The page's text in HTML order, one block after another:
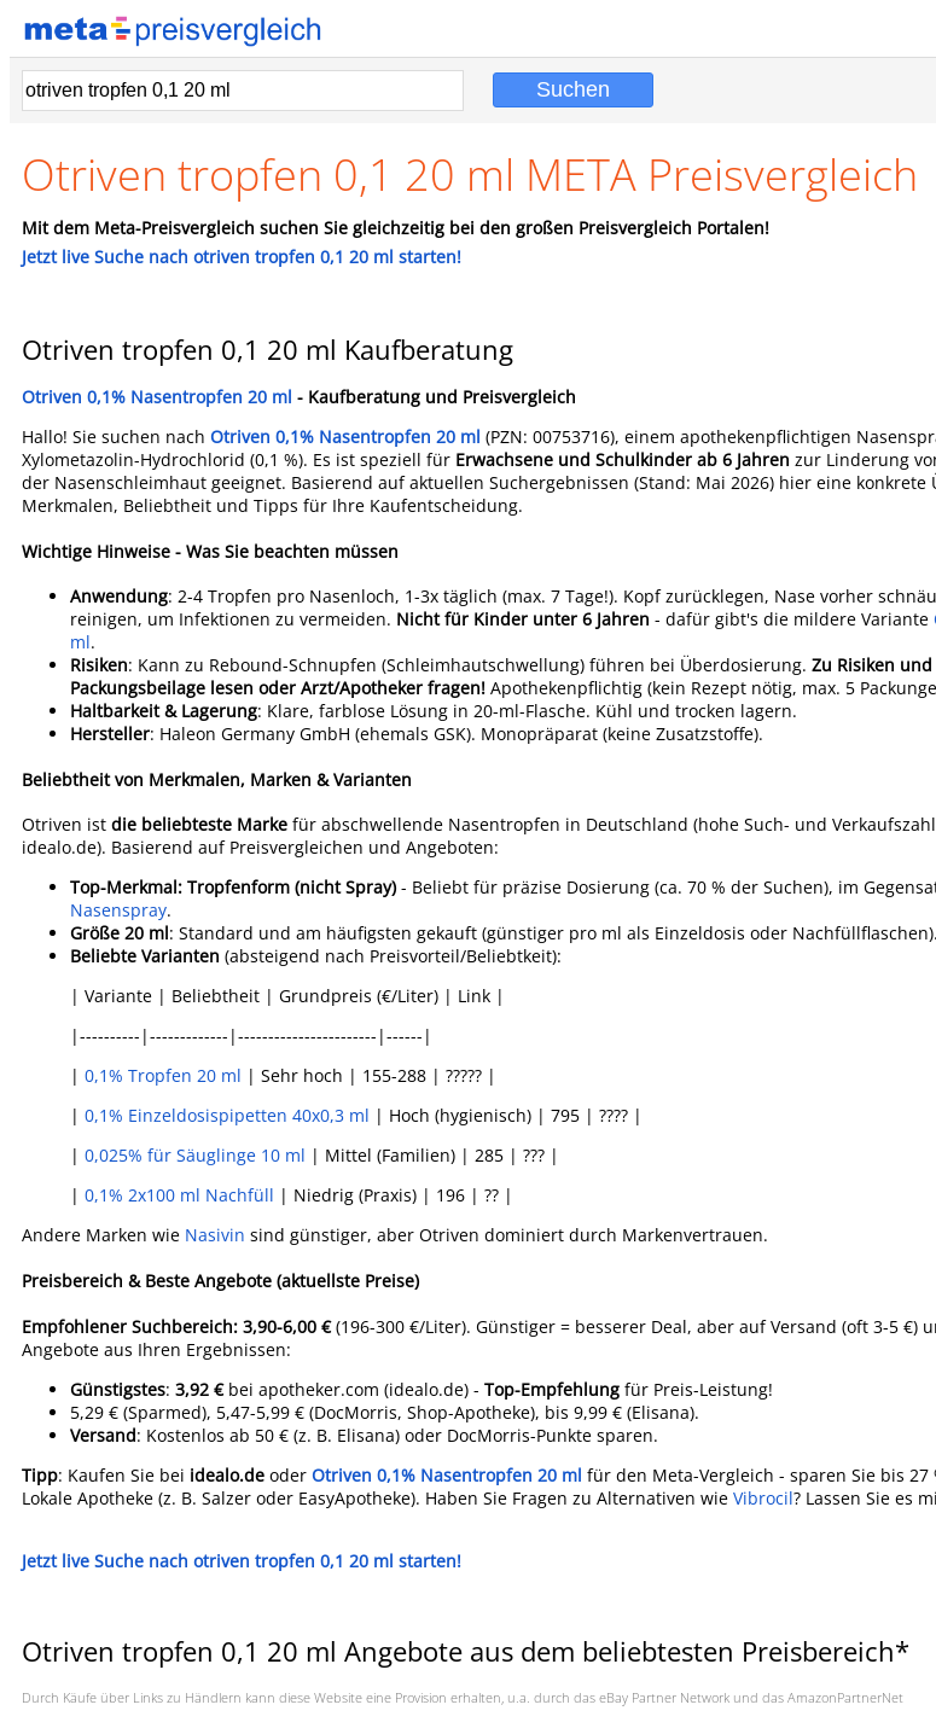
Otriven tropfen 0,1 20 ml META Preisvergleich
Mit dem Meta-Preisvergleich suchen Sie gleichzeitig bei den großen Preisvergleich Portalen!
Jetzt live Suche nach otriven tropfen 0,1 20 ml starten!
Otriven tropfen 0,1 20 ml Kaufberatung
Otriven 0,1% Nasentropfen 20 ml - Kaufberatung und Preisvergleich
Hallo! Sie suchen nach Otriven 0,1% Nasentropfen 20 ml (PZN: 00753716), einem apothekenpflichtigen
Xylometazolin-Hydrochlorid (0,1 %). Es ist speziell für Erwachsene und Schulkinder ab 6 Jahren zur Linderung
der Nasenschleimhaut geeignet. Basierend auf aktuellen Suchergebnissen (Stand: Mai 2026) hier eine konkrete
Merkmalen, Beliebtheit und Tipps für Ihre Kaufentscheidung.
Wichtige Hinweise - Was Sie beachten müssen
Anwendung: 2-4 Tropfen pro Nasenloch, 1-3x täglich (max. 7 Tage!). Kopf zurücklegen, Nase vorher
reinigen, um Infektionen zu vermeiden. Nicht für Kinder unter 6 Jahren - dafür gibt's die mildere Variante
ml.
Risiken: Kann zu Rebound-Schnupfen (Schleimhautschwellung) führen bei Überdosierung. Zu Risiken
Packungsbeilage lesen oder Arzt/Apotheker fragen! Apothekenpflichtig (kein Rezept nötig, max. 5
Haltbarkeit & Lagerung: Klare, farblose Lösung in 20-ml-Flasche. Kühl und trocken lagern.
Hersteller: Haleon Germany GmbH (ehemals GSK). Monopräparat (keine Zusatzstoffe).
Beliebtheit von Merkmalen, Marken & Varianten
Otriven ist die beliebteste Marke für abschwellende Nasentropfen in Deutschland (hohe Such- und
idealo.de). Basierend auf Preisvergleichen und Angeboten:
Top-Merkmal: Tropfenform (nicht Spray) - Beliebt für präzise Dosierung (ca. 70 % der Suchen), im
Nasenspray.
Größe 20 ml: Standard und am häufigsten gekauft (günstiger pro ml als Einzeldosis oder Nachfüllflaschen).
Beliebte Varianten (absteigend nach Preisvorteil/Beliebtkeit):
| Variante | Beliebtheit | Grundpreis (€/Liter) | Link |
|----------|-------------|-----------------------|------|
| 0,1% Tropfen 20 ml | Sehr hoch | 155-288 | ????? |
| 0,1% Einzeldosispipetten 40x0,3 ml | Hoch (hygienisch) | 795 | ???? |
| 0,025% für Säuglinge 10 ml | Mittel (Familien) | 285 | ??? |
| 0,1% 2x100 ml Nachfüll | Niedrig (Praxis) | 196 | ?? |
Andere Marken wie Nasivin sind günstiger, aber Otriven dominiert durch Markenvertrauen.
Preisbereich & Beste Angebote (aktuellste Preise)
Empfohlener Suchbereich: 3,90-6,00 €(196-300 €/Liter). Günstiger = besserer Deal, aber auf Versand (oft 3-5 €)
Angebote aus Ihren Ergebnissen:
Günstigstes: 3,92 €bei apotheker.com (idealo.de) - Top-Empfehlung für Preis-Leistung!
5,29 € (Sparmed), 5,47-5,99 € (DocMorris, Shop-Apotheke), bis 9,99 € (Elisana).
Versand: Kostenlos ab 50 € (z. B. Elisana) oder DocMorris-Punkte sparen.
Tipp: Kaufen Sie bei idealo.de oder Otriven 0,1% Nasentropfen 20 ml für den Meta-Vergleich - sparen Sie bis 27
Lokale Apotheke (z. B. Salzer oder EasyApotheke). Haben Sie Fragen zu Alternativen wie Vibrocil? Lassen Sie es
Jetzt live Suche nach otriven tropfen 0,1 20 ml starten!
Otriven tropfen 0,1 20 ml Angebote aus dem beliebtesten Preisbereich*
Durch Käufe über Links zu Händlern kann diese Website eine Provision erhalten, u.a. durch das eBay Partner Network und das AmazonPartnerNet